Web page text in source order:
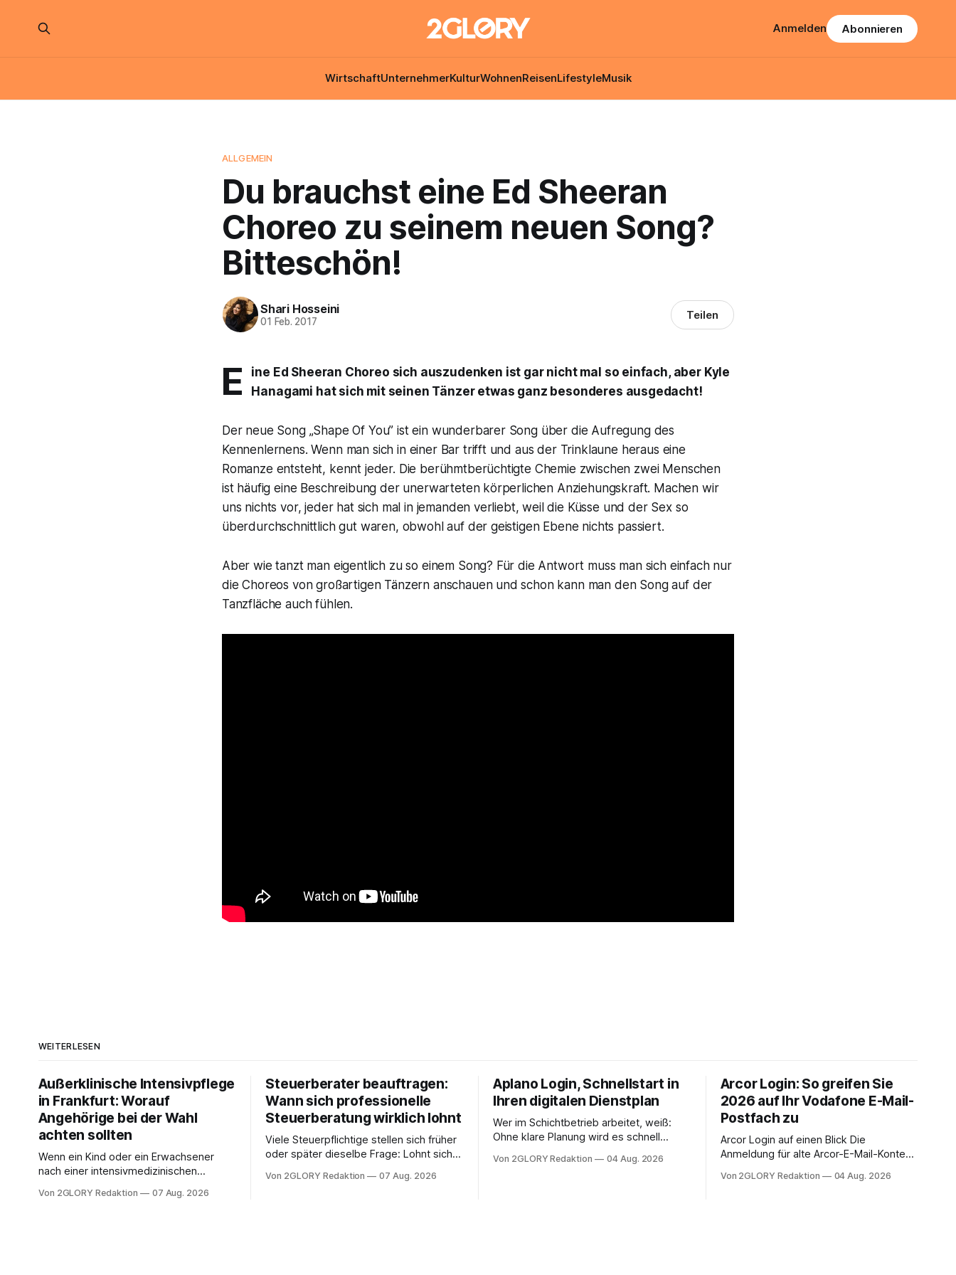
WirtschaftUnternehmerKulturWohnenReisenLifestyleMusik
Anmelden Abonnieren
ALLGEMEIN
Du brauchst eine Ed Sheeran
Choreo zu seinem neuen Song?
Bitteschön!
Shari Hosseini
01 Feb. 2017 Teilen
E
ine Ed Sheeran Choreo sich auszudenken ist gar nicht mal so einfach, aber Kyle
Hanagami hat sich mit seinen Tänzer etwas ganz besonderes ausgedacht!
Der neue Song „Shape Of You” ist ein wunderbarer Song über die Aufregung des
Kennenlernens. Wenn man sich in einer Bar trifft und aus der Trinklaune heraus eine
Romanze entsteht, kennt jeder. Die berühmtberüchtigte Chemie zwischen zwei Menschen
ist häufig eine Beschreibung der unerwarteten körperlichen Anziehungskraft. Machen wir
uns nichts vor, jeder hat sich mal in jemanden verliebt, weil die Küsse und der Sex so
überdurchschnittlich gut waren, obwohl auf der geistigen Ebene nichts passiert.
Aber wie tanzt man eigentlich zu so einem Song? Für die Antwort muss man sich einfach nur
die Choreos von großartigen Tänzern anschauen und schon kann man den Song auf der
Tanzfläche auch fühlen.
WEITERLESEN
Außerklinische Intensivpflege
in Frankfurt: Worauf
Angehörige bei der Wahl
achten sollten
Wenn ein Kind oder ein Erwachsener
nach einer intensivmedizinischen
oder eine engmaschige pflegerische
Von 2GLORY Redaktion 07 Aug. 2026
Steuerberater beauftragen:
Wann sich professionelle
Steuerberatung wirklich lohnt
Viele Steuerpflichtige stellen sich früher
oder später dieselbe Frage: Lohnt sich
sich die Steuererklärung auch in
Von 2GLORY Redaktion 07 Aug. 2026
Aplano Login, Schnellstart in
Ihren digitalen Dienstplan
Wer im Schichtbetrieb arbeitet, weiß:
Ohne klare Planung wird es schnell
zentraler Zugangspunkt, um dienstpläne,
Von 2GLORY Redaktion 04 Aug. 2026
Arcor Login: So greifen Sie
2026 auf Ihr Vodafone E-Mail-
Postfach zu
Arcor Login auf einen Blick Die
Anmeldung für alte Arcor-E-Mail-Konten
noch eine e mail adresse mit der Endung
Von 2GLORY Redaktion 04 Aug. 2026